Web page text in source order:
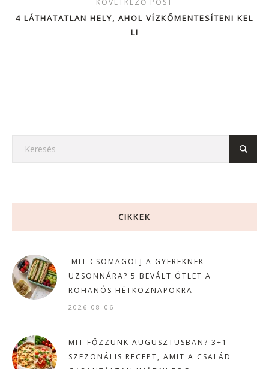
KÖVETKEZŐ POST
4 LÁTHATATLAN HELY, AHOL VÍZKŐMENTESÍTENI KEL
L!
CIKKEK
MIT CSOMAGOLJ A GYEREKNEK
UZSONNÁRA? 5 BEVÁLT ÖTLET A
ROHANÓS HÉTKÖZNAPOKRA
2026-08-06
MIT FŐZZÜNK AUGUSZTUSBAN? 3+1
SZEZONÁLIS RECEPT, AMIT A CSALÁD